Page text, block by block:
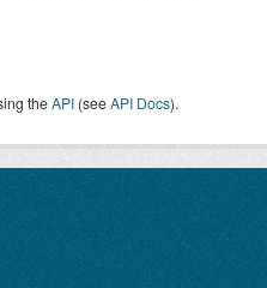
theAPI (seeAPI Docs).